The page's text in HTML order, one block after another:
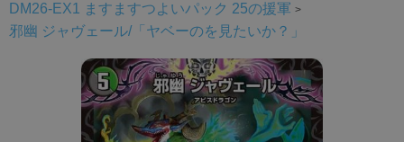
DM26-EX1 ますますつよいパック 25の援軍
邪幽 ジャヴェール/「ヤベーのを見たいか？」